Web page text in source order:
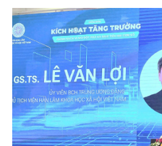
không. Đó là điểm cốt lõi của
mới.